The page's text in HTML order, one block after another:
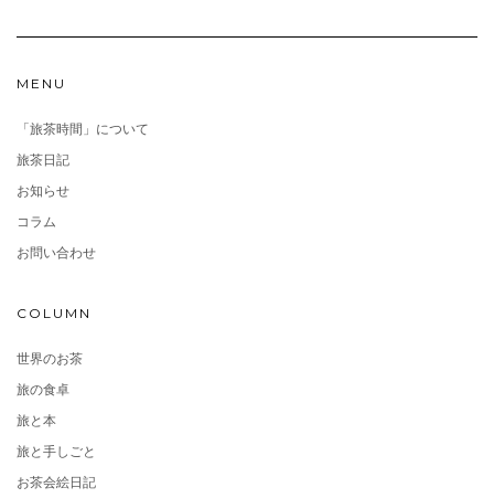
MENU
「旅茶時間」について
旅茶日記
お知らせ
コラム
お問い合わせ
COLUMN
世界のお茶
旅の食卓
旅と本
旅と手しごと
お茶会絵日記